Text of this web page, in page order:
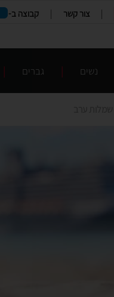
| צור קשר | קבוצה ב-
נשים גברים